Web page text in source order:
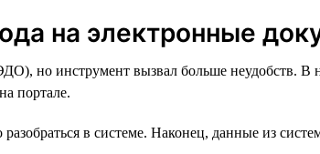
на электронные
но инструмент вызвал больше неудобств. В
портале.
в системе. Наконец, данные из